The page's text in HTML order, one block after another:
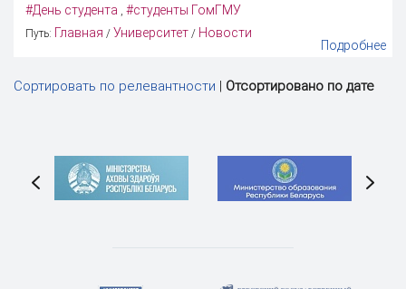
#День студента , #студенты ГомГМУ
Путь: Главная / Университет / Новости
Подробнее
Сортировать по релевантности | Отсортировано по дате